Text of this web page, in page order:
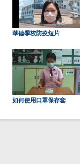
華德學校防疫短片
如何使用口罩保存套